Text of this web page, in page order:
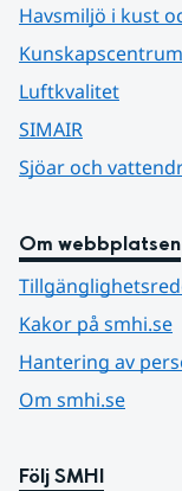
Havsmiljö i kust
Luftkvalitet
SIMAIR
Sjöar och
Om webbplatsen
Kakor på smhi.se
Hantering av
Om smhi.se
Följ SMHI